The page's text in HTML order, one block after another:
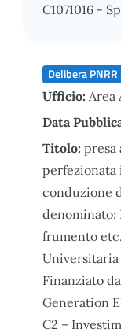
C1071016 -
Delibera
Ufficio: Area
Data
Titolo: presa
perfezionata
conduzione
denominato:
frumento
Universitaria
Finanziato
Generation
C2 –